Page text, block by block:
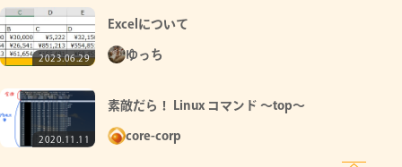
2023.06.29
Excelについて
ゆっち
2020.11.11
素敵だら！ Linux コマンド ～top～
core-corp